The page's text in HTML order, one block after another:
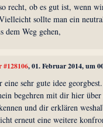
recht, ob es gut ist, wenn
sollte man ein
dem Weg gehen,
#128106, 01. Februar 2014, um
sehr gute idee georgbest.
begehren mit dir hier
und dir erklären
erneut eine weitere